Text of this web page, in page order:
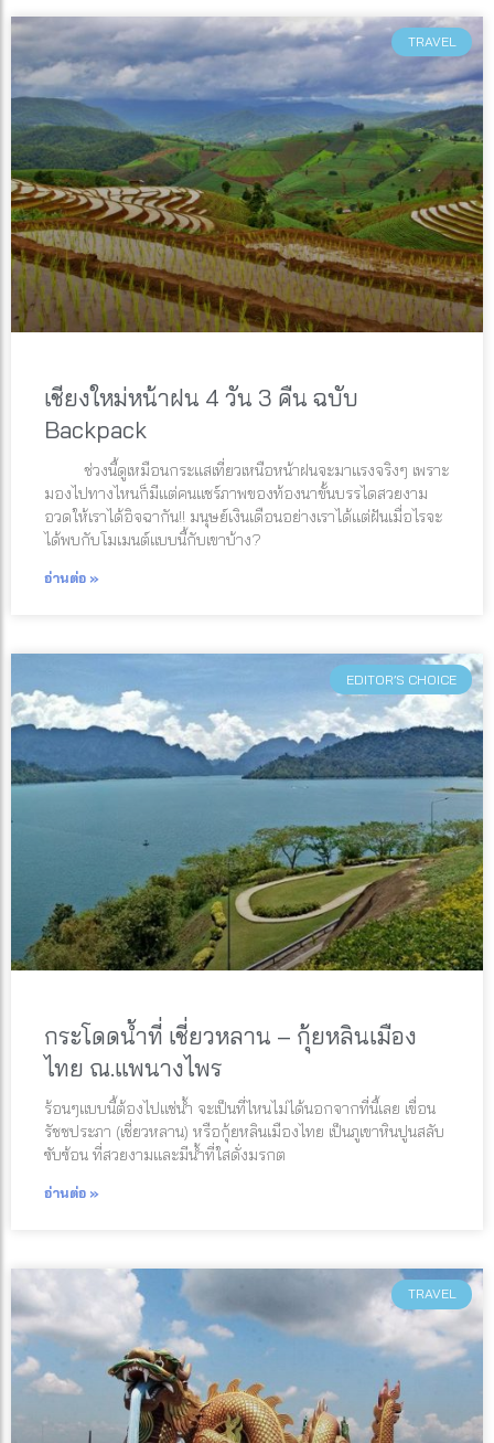
TRAVEL
เชียงใหม่หน้าฝน 4 วัน 3 คืน ฉบับ
Backpack
ช่วงนี้ดูเหมือนกระแสเที่ยวเหนือหน้าฝนจะมาแรงจริงๆ เพราะ
มองไปทางไหนก็มีแต่คนแชร์ภาพของท้องนาขั้นบรรไดสวยงาม
อวดให้เราได้อิจฉากัน!! มนุษย์เงินเดือนอย่างเราได้แต่ฝันเมื่อไรจะ
ได้พบกับโมเมนต์แบบนี้กับเขาบ้าง?
อ่านต่อ »
EDITOR’S CHOICE
กระโดดน้ำที่ เชี่ยวหลาน – กุ้ยหลินเมือง
ไทย ณ.แพนางไพร
ร้อนๆแบบนี้ต้องไปแช่น้ำ จะเป็นที่ไหนไม่ได้นอกจากที่นี้เลย เขื่อน
รัชชประภา (เชี่ยวหลาน) หรือกุ้ยหลินเมืองไทย เป็นภูเขาหินปูนสลับ
ซับซ้อน ที่สวยงามและมีน้ำที่ใสดั่งมรกต
อ่านต่อ »
TRAVEL